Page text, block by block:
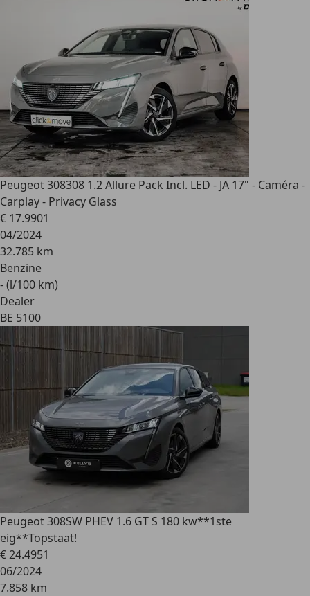
Peugeot 308308 1.2 Allure Pack Incl. LED - JA 17" - Caméra -
Carplay - Privacy Glass
€ 17.9901
04/2024
32.785 km
Benzine
- (l/100 km)
Dealer
BE 5100
Peugeot 308SW PHEV 1.6 GT S 180 kw**1ste
eig**Topstaat!
€ 24.4951
06/2024
7.858 km